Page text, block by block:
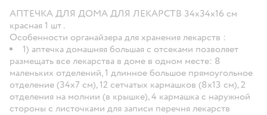
АПТЕЧКА ДЛЯ ДОМА ДЛЯ ЛЕКАРСТВ 34х34х16 см
красная 1 шт .
Особенности органайзера для хранения лекарств :
1) аптечка домашняя большая с отсеками позволяет
размещать все лекарства в доме в одном месте: 8
маленьких отделений, 1 длинное большое прямоугольное
отделение (34х7 см), 12 сетчатых кармашков (8х13 см), 2
отделения на молнии (в крышке), 4 кармашка с наружной
стороны с листочками для записи перечня лекарств